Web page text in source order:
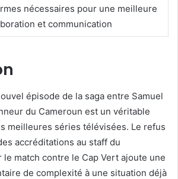
nécessaires pour une meilleure
et communication
épisode de la saga entre Samuel
du Cameroun est un véritable
meilleures séries télévisées. Le refus
accréditations au staff du
match contre le Cap Vert ajoute une
de complexité à une situation déjà